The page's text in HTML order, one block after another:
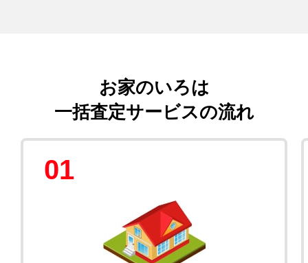
お家のいろは
一括査定サービスの流れ
01